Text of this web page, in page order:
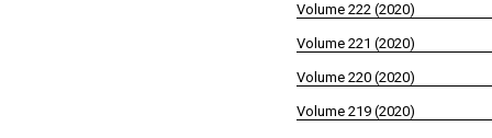
Volume 222 (2020)
Volume 221 (2020)
Volume 220 (2020)
Volume 219 (2020)